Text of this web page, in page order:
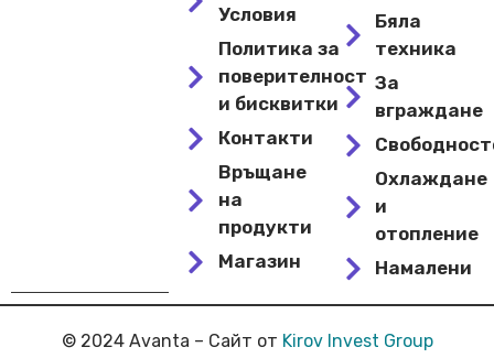
Условия
Политика за
поверителност
и бисквитки
Контакти
Връщане
на
продукти
Магазин
Бяла
техника
За
вграждане
Охлаждане
и
отопление
Намалени
© 2024 Avanta – Сайт от Kirov Invest Group